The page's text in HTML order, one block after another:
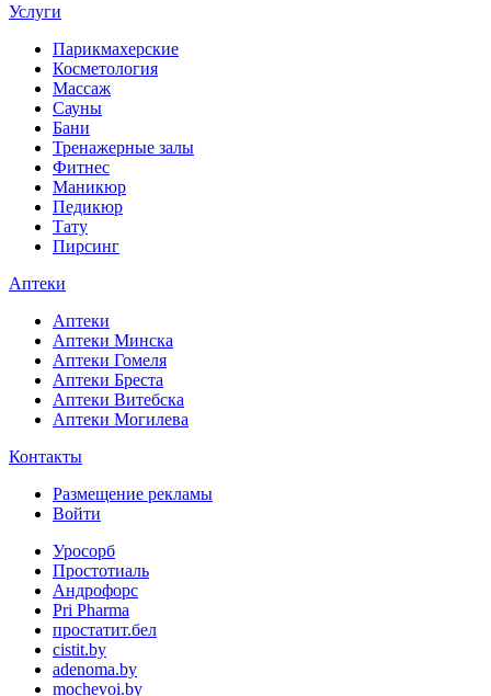
Услуги
Парикмахерские
Косметология
Массаж
Сауны
Бани
Тренажерные залы
Фитнес
Маникюр
Педикюр
Тату
Пирсинг
Аптеки
Аптеки
Аптеки Минска
Аптеки Гомеля
Аптеки Бреста
Аптеки Витебска
Аптеки Могилева
Контакты
Размещение рекламы
Войти
Уросорб
Простотиаль
Андрофорс
Pri Pharma
простатит.бел
cistit.by
adenoma.by
mochevoi.by